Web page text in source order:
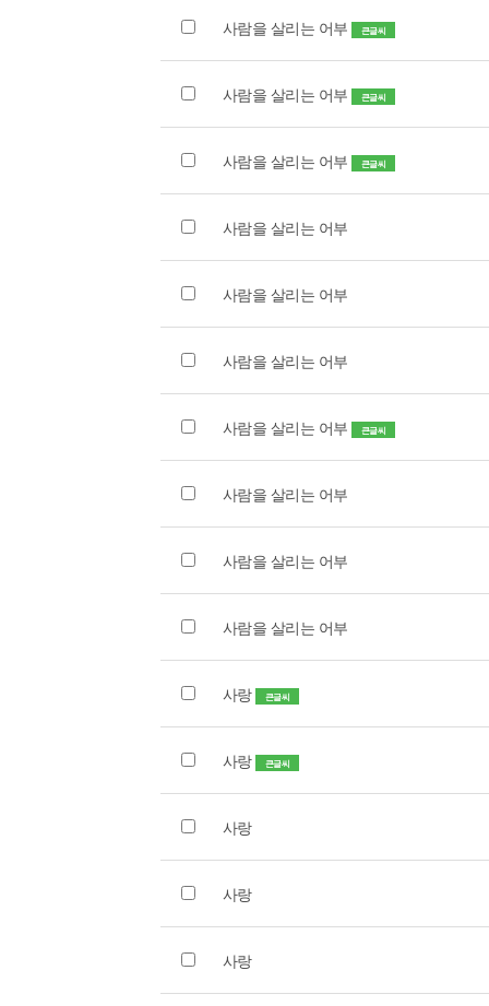
사람을 살리는 어부 큰글씨
사람을 살리는 어부 큰글씨
사람을 살리는 어부 큰글씨
사람을 살리는 어부
사람을 살리는 어부
사람을 살리는 어부
사람을 살리는 어부 큰글씨
사람을 살리는 어부
사람을 살리는 어부
사람을 살리는 어부
사랑 큰글씨
사랑 큰글씨
사랑
사랑
사랑